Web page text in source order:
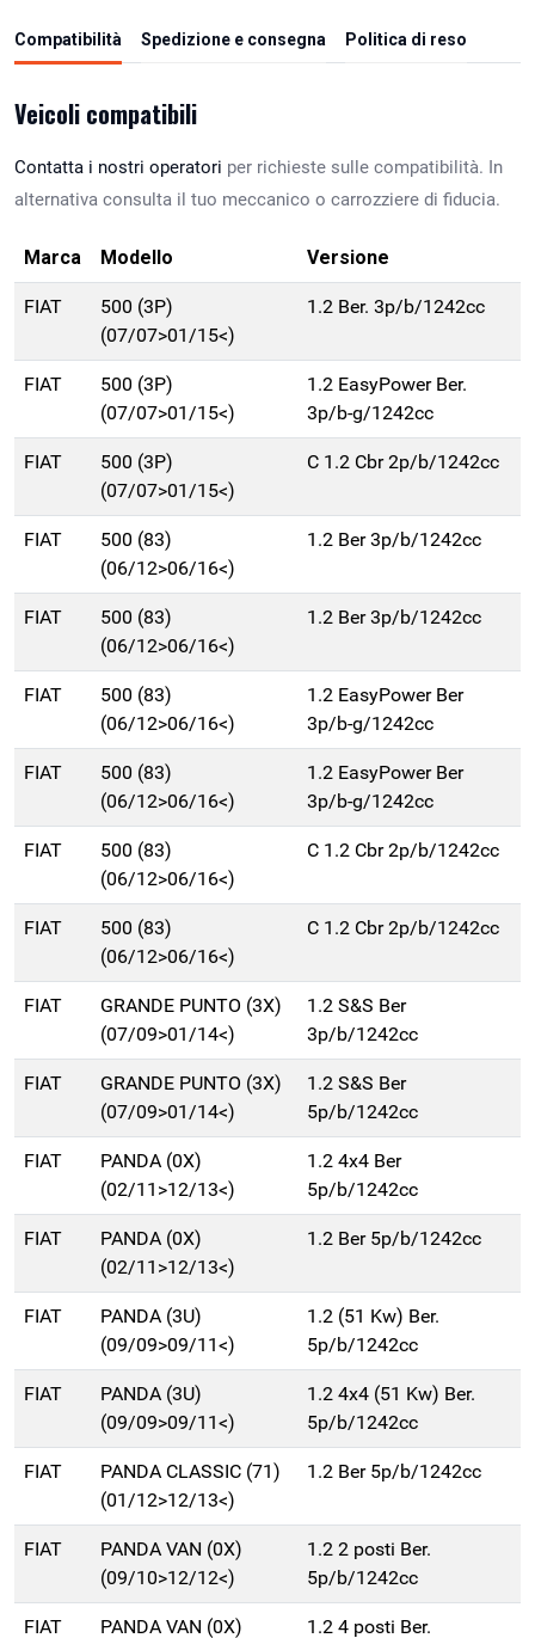
Compatibilità Spedizione e consegna Politica di reso
Veicoli compatibili
Contatta i nostri operatori per richieste sulle compatibilità. In
alternativa consulta il tuo meccanico o carrozziere di fiducia.
Marca Modello Versione
FIAT
500 (3P)
(07/07>01/15<)
1.2 Ber. 3p/b/1242cc
FIAT
500 (3P)
(07/07>01/15<)
1.2 EasyPower Ber.
3p/b-g/1242cc
FIAT
500 (3P)
(07/07>01/15<)
C 1.2 Cbr 2p/b/1242cc
FIAT
500 (83)
(06/12>06/16<)
1.2 Ber 3p/b/1242cc
FIAT
500 (83)
(06/12>06/16<)
1.2 Ber 3p/b/1242cc
FIAT
500 (83)
(06/12>06/16<)
1.2 EasyPower Ber
3p/b-g/1242cc
FIAT
500 (83)
(06/12>06/16<)
1.2 EasyPower Ber
3p/b-g/1242cc
FIAT
500 (83)
(06/12>06/16<)
C 1.2 Cbr 2p/b/1242cc
FIAT
500 (83)
(06/12>06/16<)
C 1.2 Cbr 2p/b/1242cc
FIAT
GRANDE PUNTO (3X)
(07/09>01/14<)
1.2 S&S Ber
3p/b/1242cc
FIAT
GRANDE PUNTO (3X)
(07/09>01/14<)
1.2 S&S Ber
5p/b/1242cc
FIAT
PANDA (0X)
(02/11>12/13<)
1.2 4x4 Ber
5p/b/1242cc
FIAT
PANDA (0X)
(02/11>12/13<)
1.2 Ber 5p/b/1242cc
FIAT
PANDA (3U)
(09/09>09/11<)
1.2 (51 Kw) Ber.
5p/b/1242cc
FIAT
PANDA (3U)
(09/09>09/11<)
1.2 4x4 (51 Kw) Ber.
5p/b/1242cc
FIAT
PANDA CLASSIC (71)
(01/12>12/13<)
1.2 Ber 5p/b/1242cc
FIAT
PANDA VAN (0X)
(09/10>12/12<)
1.2 2 posti Ber.
5p/b/1242cc
FIAT PANDA VAN (0X) 1.2 4 posti Ber.